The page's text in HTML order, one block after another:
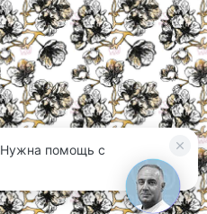
Нужна помощь с